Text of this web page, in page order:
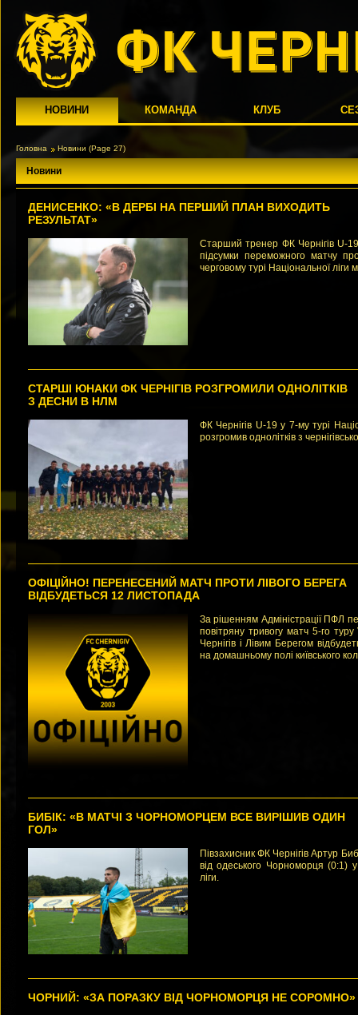
НОВИНИ КОМАНДА КЛУБ
Головна Новини (Page 27)
Новини
ДЕНИСЕНКО: «В ДЕРБІ НА ПЕРШИЙ ПЛАН ВИХОДИТЬ
РЕЗУЛЬТАТ»
Старший тренер ФК Чернігів U-
підсумки переможного матчу
черговому турі Національної ліги
СТАРШІ ЮНАКИ ФК ЧЕРНІГІВ РОЗГРОМИЛИ ОДНОЛІТКІВ
З ДЕСНИ В НЛМ
ФК Чернігів U-19 у 7-му турі
розгромив однолітків з
ОФІЦІЙНО! ПЕРЕНЕСЕНИЙ МАТЧ ПРОТИ ЛІВОГО БЕРЕГА
ВІДБУДЕТЬСЯ 12 ЛИСТОПАДА
За рішенням Адміністрації ПФЛ
повітряну тривогу матч 5-го
Чернігів і Лівим Берегом
на домашньому полі київського
БИБІК: «В МАТЧІ З ЧОРНОМОРЦЕМ ВСЕ ВИРІШИВ ОДИН
ГОЛ»
Півзахисник ФК Чернігів Артур
від одеського Чорноморця (0:1)
ліги.
ЧОРНИЙ: «ЗА ПОРАЗКУ ВІД ЧОРНОМОРЦЯ НЕ СОРОМНО»